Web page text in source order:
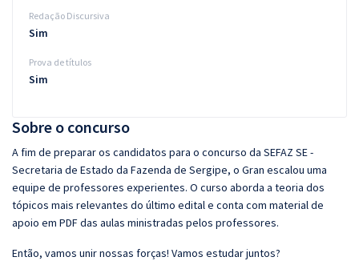
Sobre o concurso
A fim de preparar os candidatos para o concurso da SEFAZ SE -
Secretaria de Estado da Fazenda de Sergipe, o Gran escalou uma
equipe de professores experientes. O curso aborda a teoria dos
tópicos mais relevantes do último edital e conta com material de
apoio em PDF das aulas ministradas pelos professores.
Então, vamos unir nossas forças! Vamos estudar juntos?
Redação Discursiva
Sim
Prova de títulos
Sim